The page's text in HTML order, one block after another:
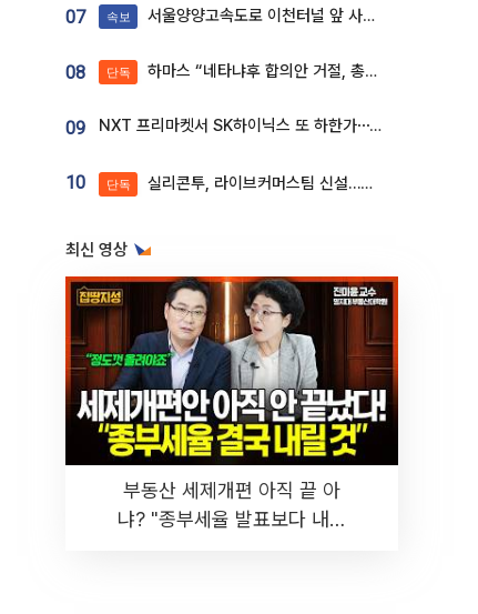
07 속보 서울양양고속도로 이천터널 앞 사고 발생
08 단독 하마스 “네타냐후 합의안 거절, 총선 앞두고 시간 끌기”
09 NXT 프리마켓서 SK하이닉스 또 하한가⋯‘11주 거래’에 시초가 왜곡
10 단독 실리콘투, 라이브커머스팀 신설…K뷰티 ‘글로벌 판매망’ 확대[K뷰티 라방戰]
최신 영상
부동산 세제개편 아직 끝 아
냐? "종부세율 발표보다 내릴